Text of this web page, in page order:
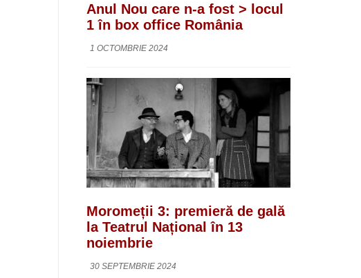
Anul Nou care n-a fost > locul
1 în box office România
1 OCTOMBRIE 2024
Moromeții 3: premieră de gală
la Teatrul Național în 13
noiembrie
30 SEPTEMBRIE 2024